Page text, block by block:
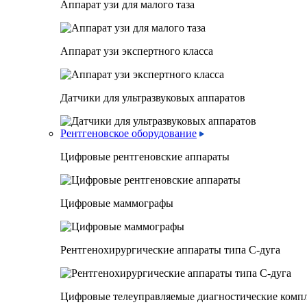
Аппарат узи для малого таза
Аппарат узи экспертного класса
Датчики для ультразвуковых аппаратов
Рентгеновское оборудование
Цифровые рентгеновские аппараты
Цифровые маммографы
Рентгенохирургические аппараты типа C-дуга
Цифровые телеуправляемые диагностические